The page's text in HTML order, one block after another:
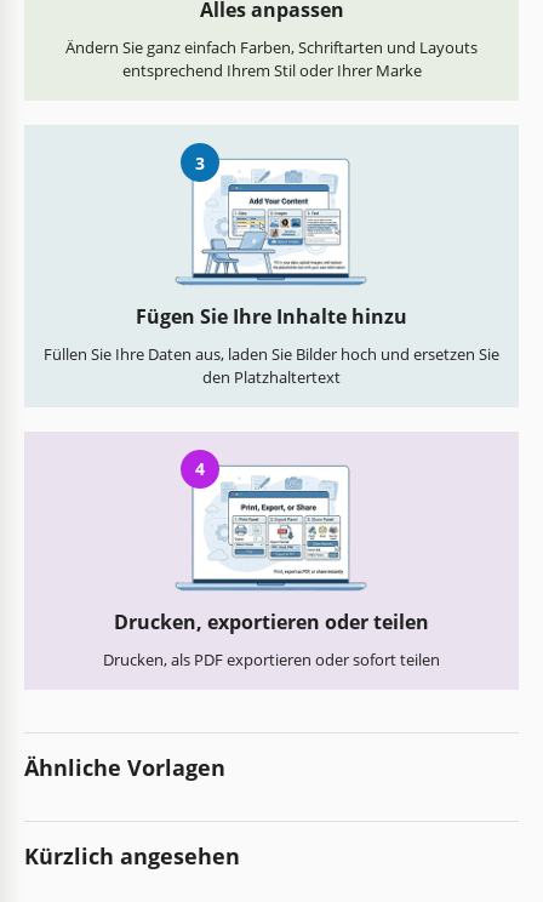
Alles anpassen
Ändern Sie ganz einfach Farben, Schriftarten und Layouts
entsprechend Ihrem Stil oder Ihrer Marke
3
Fügen Sie Ihre Inhalte hinzu
Füllen Sie Ihre Daten aus, laden Sie Bilder hoch und ersetzen Sie
den Platzhaltertext
4
Drucken, exportieren oder teilen
Drucken, als PDF exportieren oder sofort teilen
Ähnliche Vorlagen
Kürzlich angesehen